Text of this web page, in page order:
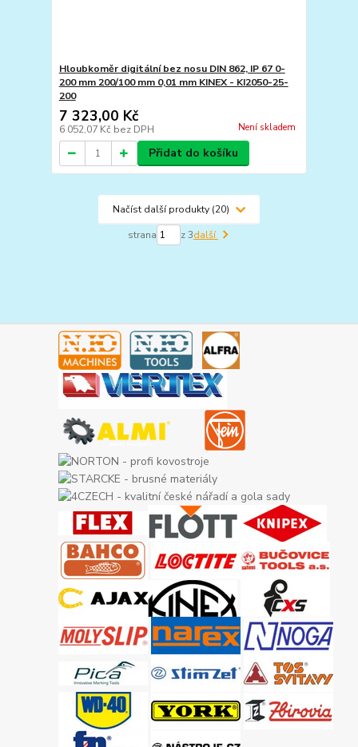
Hloubkoměr digitální bez nosu DIN 862, IP 67 0-
200 mm 200/100 mm 0,01 mm KINEX - KI2050-25-
200
7 323,00 Kč
6 052,07 Kč bez DPH Není skladem
Přidat do košíku
Načíst další produkty (20)
strana z 3další